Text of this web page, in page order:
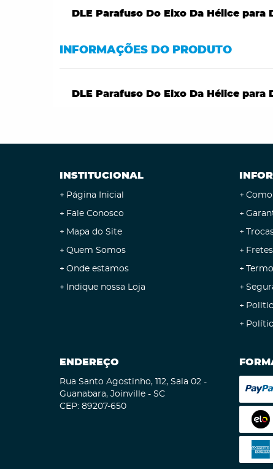
DLE Parafuso Do Eixo Da Hélice para
INFORMAÇÕES DO PRODUTO
DLE Parafuso Do Eixo Da Hélice para
INSTITUCIONAL
Página Inicial
Fale Conosco
Mapa do Site
Quem Somos
Onde estamos
Indique nossa Loja
ENDEREÇO
Rua Santo Agostinho, 112, Sala 02 -
Guanabara, Joinville - SC
CEP: 89207-650